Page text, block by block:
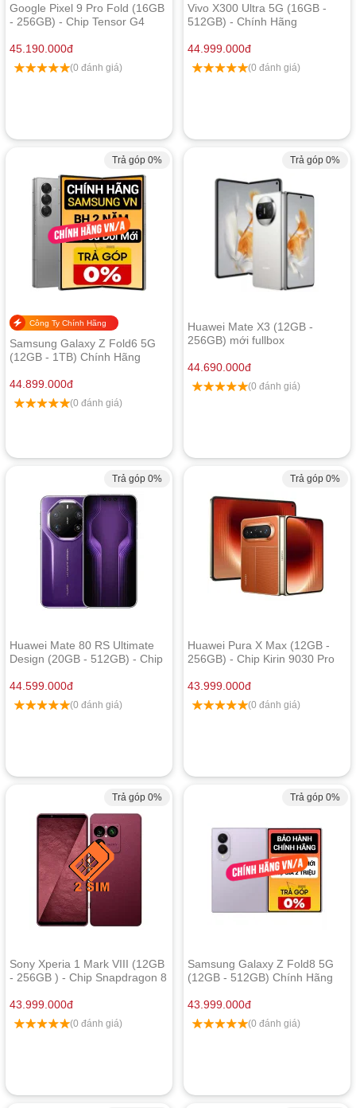
Google Pixel 9 Pro Fold (16GB
- 256GB) - Chip Tensor G4
45.190.000đ
(0 đánh giá)
Vivo X300 Ultra 5G (16GB -
512GB) - Chính Hãng
44.999.000đ
(0 đánh giá)
Trả góp 0%
Công Ty Chính Hãng
Samsung Galaxy Z Fold6 5G
(12GB - 1TB) Chính Hãng
44.899.000đ
(0 đánh giá)
Trả góp 0%
Huawei Mate X3 (12GB -
256GB) mới fullbox
44.690.000đ
(0 đánh giá)
Trả góp 0%
Huawei Mate 80 RS Ultimate
Design (20GB - 512GB) - Chip
44.599.000đ
(0 đánh giá)
Trả góp 0%
Huawei Pura X Max (12GB -
256GB) - Chip Kirin 9030 Pro
43.999.000đ
(0 đánh giá)
Trả góp 0%
Sony Xperia 1 Mark VIII (12GB
- 256GB ) - Chip Snapdragon 8
43.999.000đ
(0 đánh giá)
Trả góp 0%
Samsung Galaxy Z Fold8 5G
(12GB - 512GB) Chính Hãng
43.999.000đ
(0 đánh giá)